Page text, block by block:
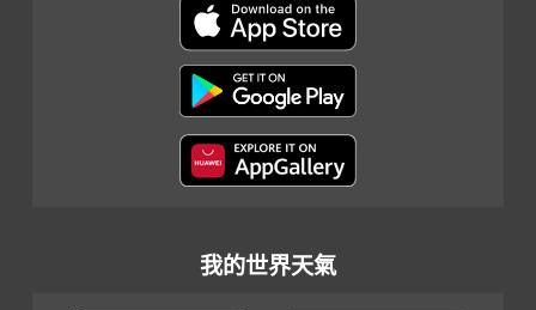
我的世界天氣